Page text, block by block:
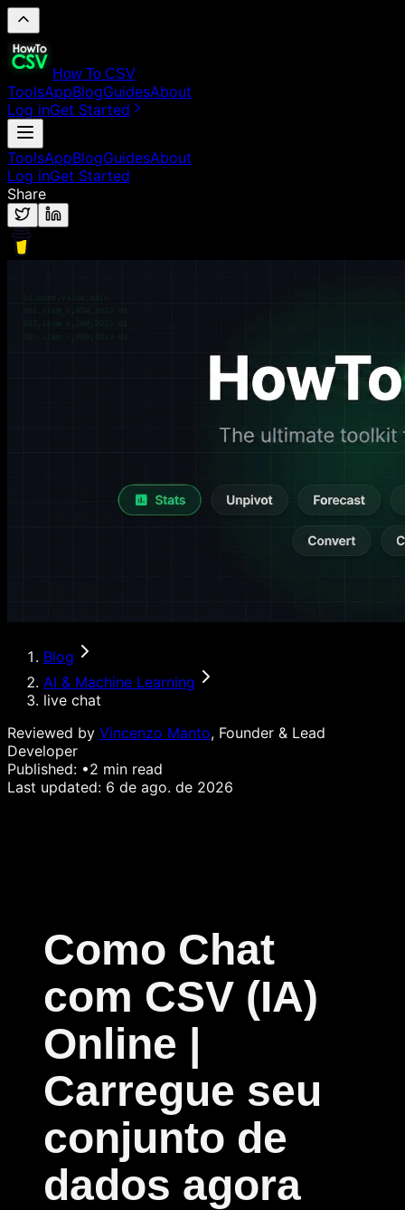
How To CSV
ToolsAppBlogGuidesAbout
Log inGet Started
ToolsAppBlogGuidesAbout
Log inGet Started
Share
Blog
AI & Machine Learning
live chat
Reviewed by Vincenzo Manto, Founder & Lead
Developer
Published: •2 min read
Last updated: 6 de ago. de 2026
Como Chat
com CSV (IA)
Online |
Carregue seu
conjunto de
dados agora